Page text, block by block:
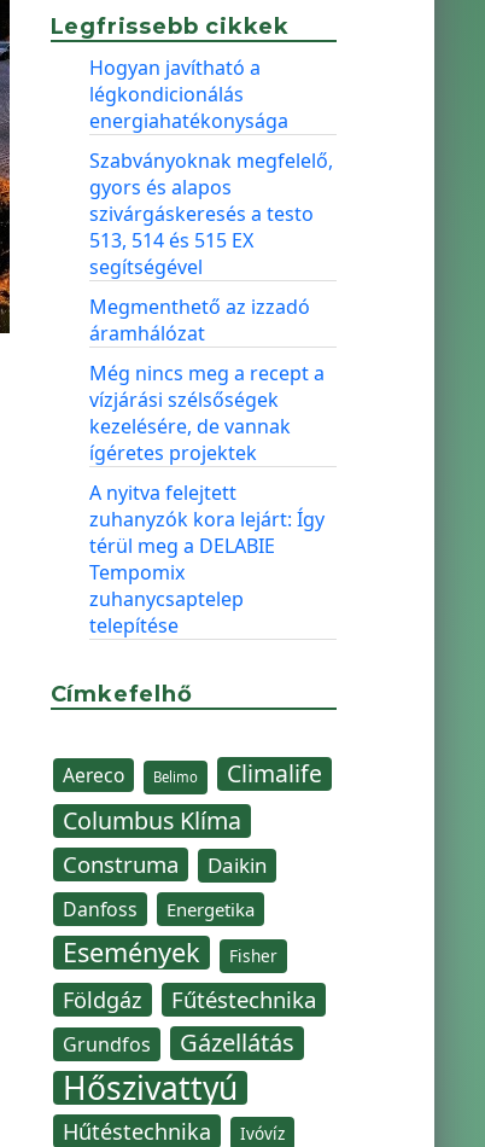
Legfrissebb cikkek
Hogyan javítható a
légkondicionálás
energiahatékonysága
Szabványoknak megfelelő,
gyors és alapos
szivárgáskeresés a testo
513, 514 és 515 EX
segítségével
Megmenthető az izzadó
áramhálózat
Még nincs meg a recept a
vízjárási szélsőségek
kezelésére, de vannak
ígéretes projektek
A nyitva felejtett
zuhanyzók kora lejárt: Így
térül meg a DELABIE
Tempomix
zuhanycsaptelep
telepítése
Címkefelhő
Aereco Belimo
Climalife
Columbus Klíma
Construma Daikin
Danfoss Energetika
Események Fisher
Földgáz Fűtéstechnika
Grundfos Gázellátás
Hőszivattyú
Hűtéstechnika Ivóvíz